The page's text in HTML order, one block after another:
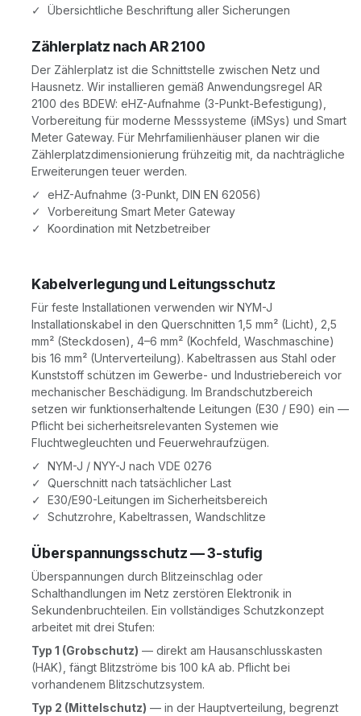
✓ Übersichtliche Beschriftung aller Sicherungen
Zählerplatz nach AR 2100
Der Zählerplatz ist die Schnittstelle zwischen Netz und
Hausnetz. Wir installieren gemäß Anwendungsregel AR
2100 des BDEW: eHZ-Aufnahme (3-Punkt-Befestigung),
Vorbereitung für moderne Messsysteme (iMSys) und Smart
Meter Gateway. Für Mehrfamilienhäuser planen wir die
Zählerplatzdimensionierung frühzeitig mit, da nachträgliche
Erweiterungen teuer werden.
✓ eHZ-Aufnahme (3-Punkt, DIN EN 62056)
✓ Vorbereitung Smart Meter Gateway
✓ Koordination mit Netzbetreiber
Kabelverlegung und Leitungsschutz
Für feste Installationen verwenden wir NYM-J
Installationskabel in den Querschnitten 1,5 mm² (Licht), 2,5
mm² (Steckdosen), 4–6 mm² (Kochfeld, Waschmaschine)
bis 16 mm² (Unterverteilung). Kabeltrassen aus Stahl oder
Kunststoff schützen im Gewerbe- und Industriebereich vor
mechanischer Beschädigung. Im Brandschutzbereich
setzen wir funktionserhaltende Leitungen (E30 / E90) ein —
Pflicht bei sicherheitsrelevanten Systemen wie
Fluchtwegleuchten und Feuerwehraufzügen.
✓ NYM-J / NYY-J nach VDE 0276
✓ Querschnitt nach tatsächlicher Last
✓ E30/E90-Leitungen im Sicherheitsbereich
✓ Schutzrohre, Kabeltrassen, Wandschlitze
Überspannungsschutz — 3-stufig
Überspannungen durch Blitzeinschlag oder
Schalthandlungen im Netz zerstören Elektronik in
Sekundenbruchteilen. Ein vollständiges Schutzkonzept
arbeitet mit drei Stufen:
Typ 1 (Grobschutz) — direkt am Hausanschlusskasten
(HAK), fängt Blitzströme bis 100 kA ab. Pflicht bei
vorhandenem Blitzschutzsystem.
Typ 2 (Mittelschutz) — in der Hauptverteilung, begrenzt